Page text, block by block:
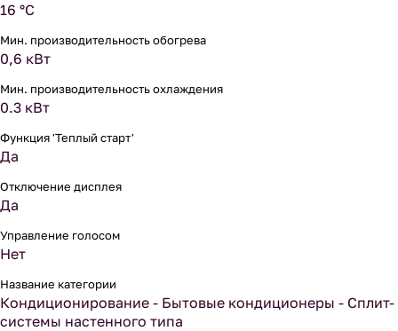
16 °С
Мин. производительность обогрева
0,6 кВт
Мин. производительность охлаждения
0.3 кВт
Функция 'Теплый старт'
Да
Отключение дисплея
Да
Управление голосом
Нет
Название категории
Кондиционирование - Бытовые кондиционеры - Сплит-
системы настенного типа